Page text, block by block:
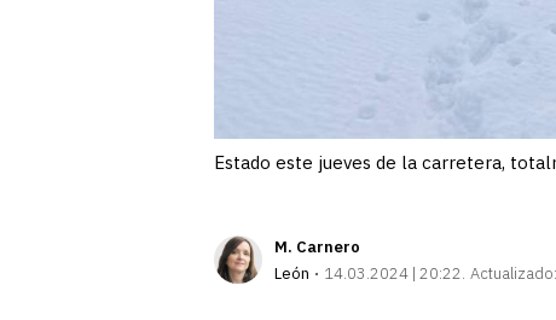
Estado este jueves de la carretera,
M. Carnero
León
14.03.2024 | 20:22 Actualizado: